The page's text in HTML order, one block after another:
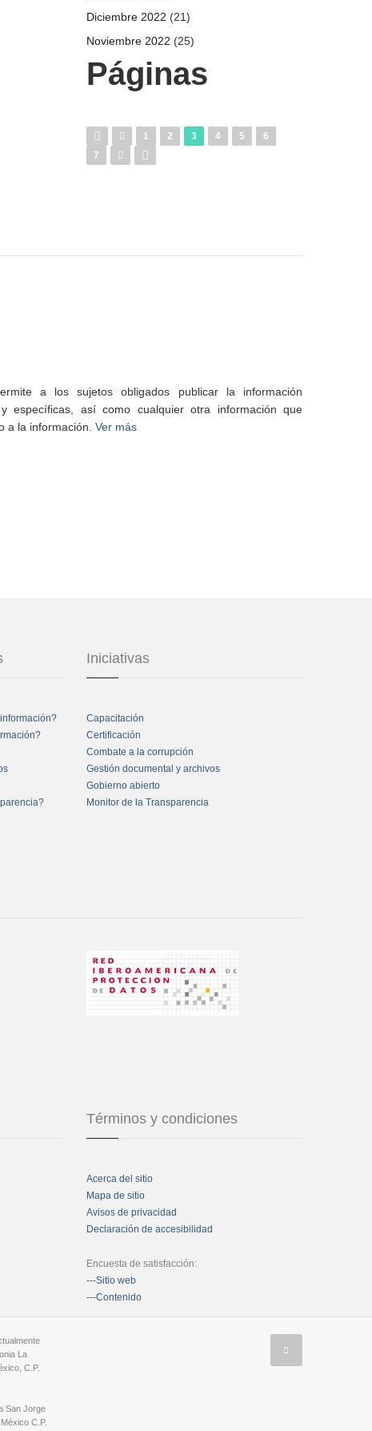
Diciembre 2022 (21)
Noviembre 2022 (25)
Páginas
1 2 3 4 5
6
7
a los sujetos obligados publicar la información
específicas, así como cualquier otra información que
a la información. Ver más
Iniciativas
Capacitación
Certificación
Combate a la corrupción
Gestión documental y archivos
Gobierno abierto
Monitor de la Transparencia
Términos y condiciones
Acerca del sitio
Mapa de sitio
Avisos de privacidad
Declaración de accesibilidad
Encuesta de satisfacción:
---Sitio web
---Contenido
La
C.P.
San Jorge
C.P.